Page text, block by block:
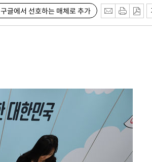
구글에서 선호하는 매체로 추가